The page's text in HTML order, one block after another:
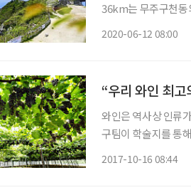
36km는 무주구천동
2020-06-12 08:00
“우리 와인 최
와인은 역사상 인류
구팀이 학술지를 통
2017-10-16 08:44